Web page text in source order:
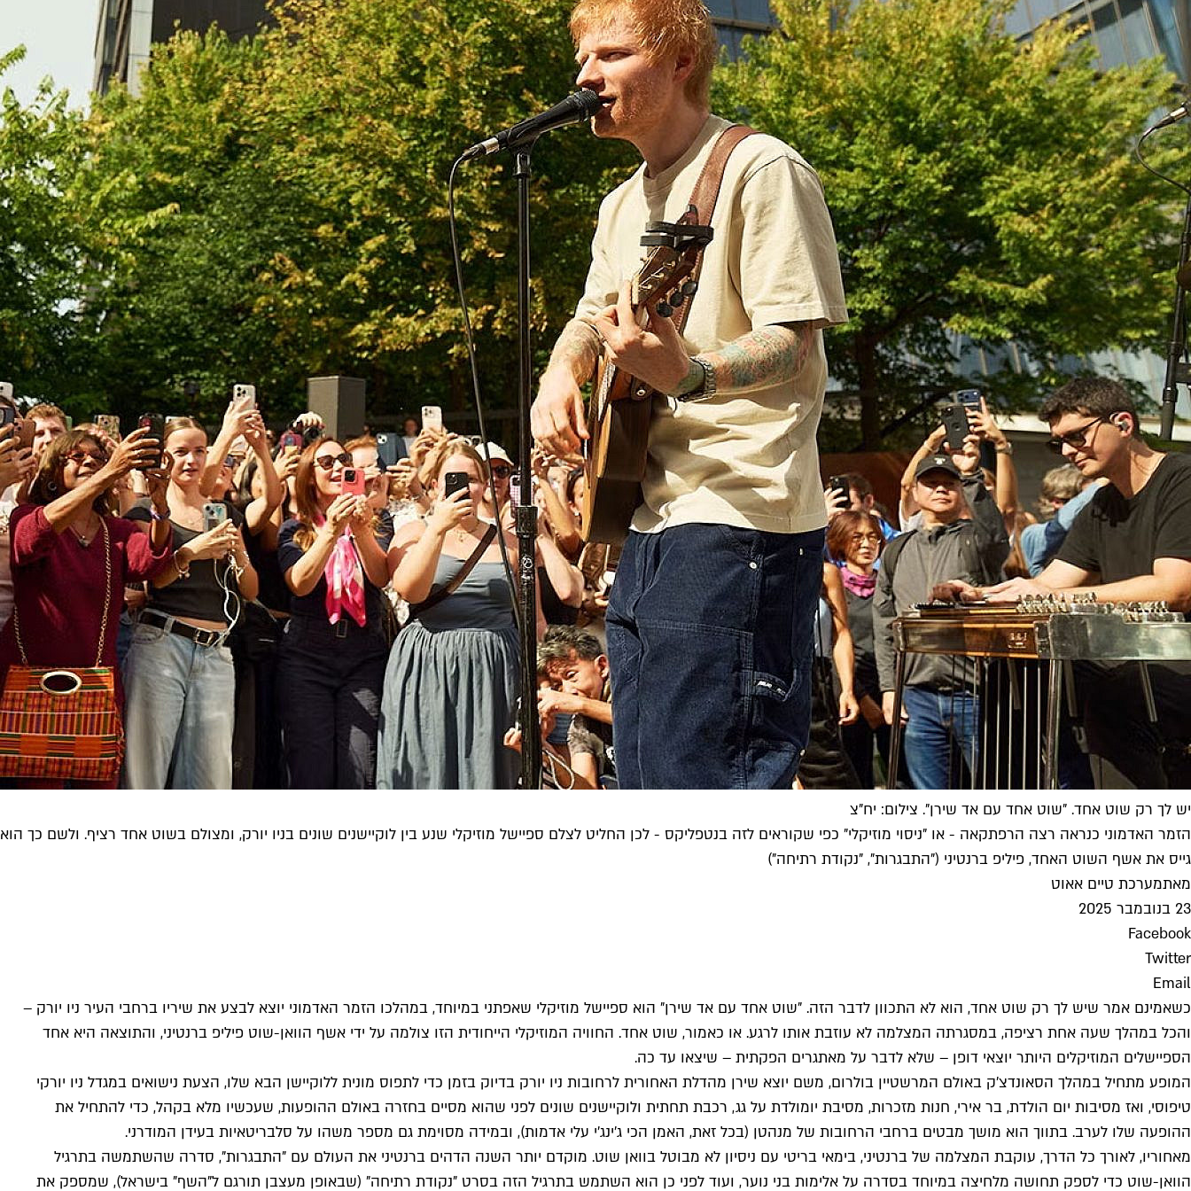
יש לך רק שוט אחד. "שוט אחד עם אד שירן". צילום: יח"צ
הזמר האדמוני כנראה רצה הרפתקאה - או "ניסוי מוזיקלי" כפי שקוראים לזה בנטפליקס - לכן החליט לצלם ספיישל מוזיקלי שנע בין לוקיישנים שונים בניו יורק, ומצולם בשוט אחד רציף. ולשם כך הוא
גייס את אשף השוט האחד, פיליפ ברנטיני ("התבגרות", "נקודת רתיחה")
מאתמערכת טיים אאוט
23 בנובמבר 2025
Facebook
Twitter
Email
כשאמינם אמר שיש לך רק שוט אחד, הוא לא התכוון לדבר הזה. "שוט אחד עם אד שירן" הוא ספיישל מוזיקלי שאפתני במיוחד, במהלכו הזמר האדמוני יוצא לבצע את שיריו ברחבי העיר ניו יורק –
והכל במהלך שעה אחת רציפה, במסגרתה המצלמה לא עוזבת אותו לרגע. או כאמור, שוט אחד. החוויה המוזיקלי הייחודית הזו צולמה על ידי אשף הוואן-שוט פיליפ ברנטיני, והתוצאה היא אחד
הספיישלים המוזיקלים היותר יוצאי דופן – שלא לדבר על מאתגרים הפקתית – שיצאו עד כה.
המופע מתחיל במהלך הסאונדצ'ק באולם המרשטיין בולרום, משם יוצא שירן מהדלת האחורית לרחובות ניו יורק בדיוק בזמן כדי לתפוס מונית ללוקיישן הבא שלו, הצעת נישואים במגדל ניו יורקי
טיפוסי, ואז מסיבות יום הולדת, בר אירי, חנות מזכרות, מסיבת יומולדת על גג, רכבת תחתית ולוקיישנים שונים לפני שהוא מסיים בחזרה באולם ההופעות, שעכשיו מלא בקהל, כדי להתחיל את
ההופעה שלו לערב. בתווך הוא מושך מבטים ברחבי הרחובות של מנהטן (בכל זאת, האמן הכי ג'ינג'י עלי אדמות), ובמידה מסוימת גם מספר משהו על סלבריטאיות בעידן המודרני.
מאחוריו, לאורך כל הדרך, עוקבת המצלמה של ברנטיני, בימאי בריטי עם ניסיון לא מבוטל בוואן שוט. מוקדם יותר השנה הדהים ברנטיני את העולם עם "התבגרות", סדרה שהשתמשה בתרגיל
הוואן-שוט כדי לספק תחושה מלחיצה במיוחד בסדרה על אלימות בני נוער, ועוד לפני כן הוא השתמש בתרגיל הזה בסרט "נקודת רתיחה" (שבאופן מעצבן תורגם ל"השף" בישראל), שמספק את